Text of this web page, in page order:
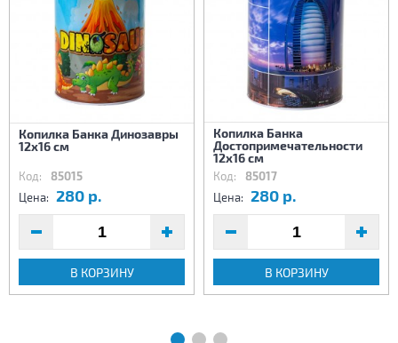
Копилка Банка Динозавры
12х16 см
Код: 85015
Цена: 280 р.
В КОРЗИНУ
Копилка Банка
Достопримечательности
12х16 см
Код: 85017
Цена: 280 р.
В КОРЗИНУ